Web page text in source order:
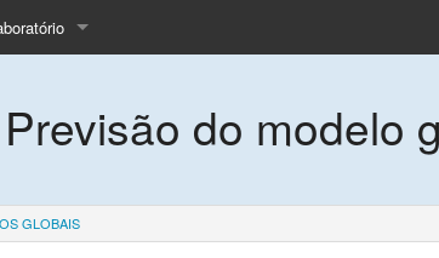
Previsão do modelo
GLOBAIS